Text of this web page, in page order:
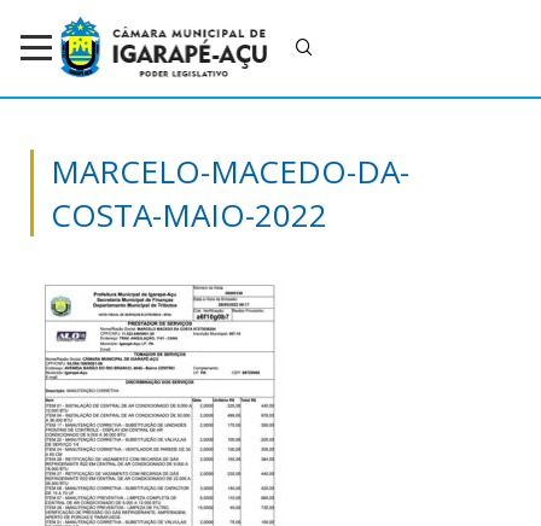
MARCELO-MACEDO-DA-
COSTA-MAIO-2022